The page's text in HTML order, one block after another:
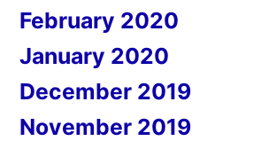
February 2020
January 2020
December 2019
November 2019